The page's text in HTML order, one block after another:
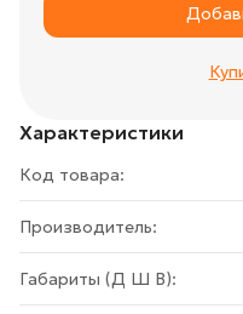
Характеристики
Код товара:
Производитель:
Габариты (Д Ш В):